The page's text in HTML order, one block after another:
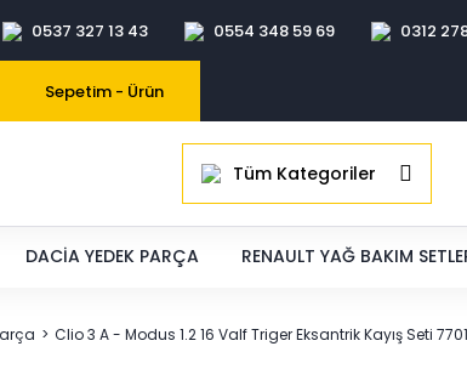
0537 327 13 43 0554 348 59 69 0312
Sepetim - Ürün
Tüm Kategoriler
DACIA YEDEK PARÇA RENAULT YAĞ BAKIM
Clio 3 A - Modus 1.2 16 Valf Triger Eksantrik Kayış Seti